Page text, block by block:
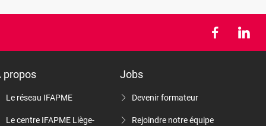
propos
Le réseau IFAPME
Le centre IFAPME Liège-
Jobs
Devenir formateur
Rejoindre notre équipe